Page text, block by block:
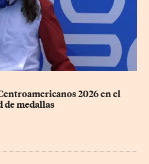
2026 en el
de medallas